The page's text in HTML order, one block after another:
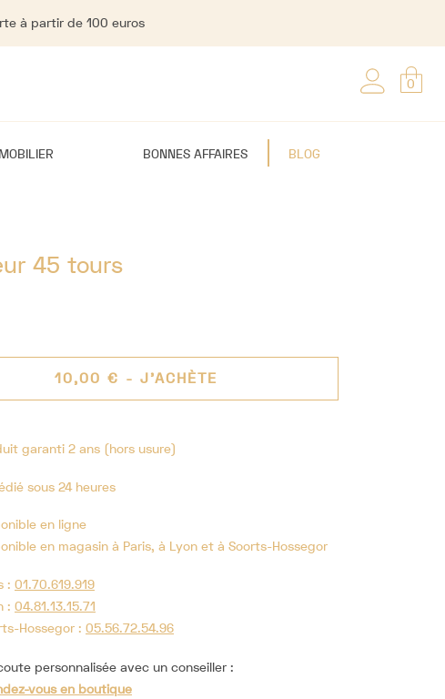
à partir de 100 euros
0
MOBILIER BONNES AFFAIRES BLOG
45 tours
10,00 € - J'ACHÈTE
garanti 2 ans (hors usure)
sous 24 heures
en ligne
en magasin à Paris, à Lyon et à Soorts-Hossegor
: 01.70.619.919
: 04.81.13.15.71
Hossegor : 05.56.72.54.96
personnalisée avec un conseiller :
vous en boutique